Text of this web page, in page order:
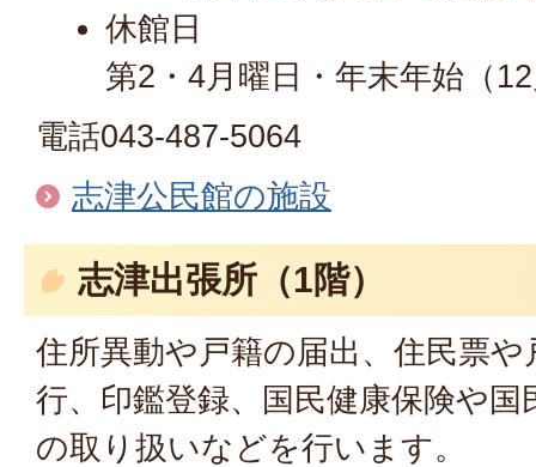
休館日
第2・4月曜日・年末年始（
電話043-487-5064
志津公民館の施設
志津出張所（1階）
住所異動や戸籍の届出、住民票
行、印鑑登録、国民健康保険や
の取り扱いなどを行います。